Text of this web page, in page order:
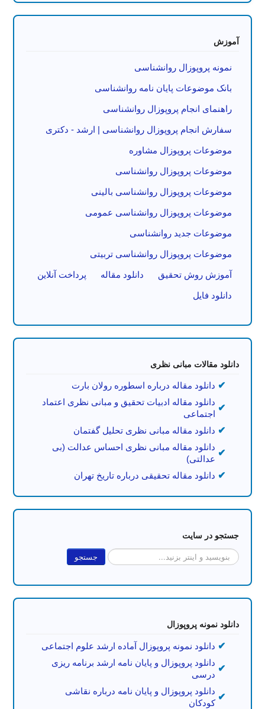
آموزش
نمونه پروپوزال روانشناسی
بانک موضوعات پایان نامه روانشناسی
راهنمای انجام پروپوزال روانشناسی
سفارش انجام پروپوزال روانشناسی | ارشد - دکتری
موضوعات پروپوزال مشاوره
موضوعات پروپوزال روانشناسی
موضوعات پروپوزال روانشناسی بالینی
موضوعات پروپوزال روانشناسی عمومی
موضوعات جدید روانشناسی
موضوعات پروپوزال روانشناسی تربیتی
آموزش روش تحقیق دانلود مقاله پرداخت آنلاین
دانلود فایل
دانلود مقالات مبانی نظری
دانلود مقاله درباره اسطوره رولان بارت
دانلود مقاله ادبیات تحقیق و مبانی نظری اعتماد
اجتماعی
دانلود مقاله مبانی نظری تحلیل گفتمان
دانلود مقاله مبانی نظری احساس عدالت (بی
عدالتی)
دانلود مقاله تحقیقی درباره تاریخ تهران
جستجو در سایت
جستجو... جستجو
دانلود نمونه پروپوزال
دانلود نمونه پروپوزال آماده ارشد علوم اجتماعی
دانلود پروپوزال و پایان نامه ارشد برنامه ریزی
درسی
دانلود پروپوزال و پایان نامه درباره نقاشی
کودکان